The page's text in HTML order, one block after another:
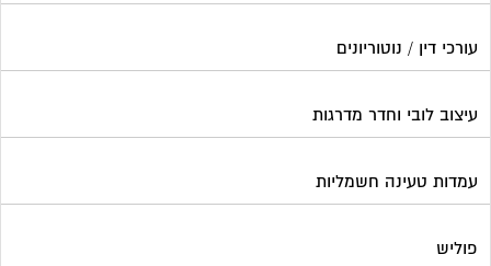
עורכי דין / נוטוריונים
עיצוב לובי וחדר מדרגות
עמדות טעינה חשמליות
פוליש